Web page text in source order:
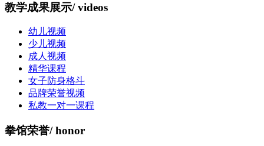
教学成果展示/ videos
幼儿视频
少儿视频
成人视频
精华课程
女子防身格斗
品牌荣誉视频
私教一对一课程
拳馆荣誉/ honor